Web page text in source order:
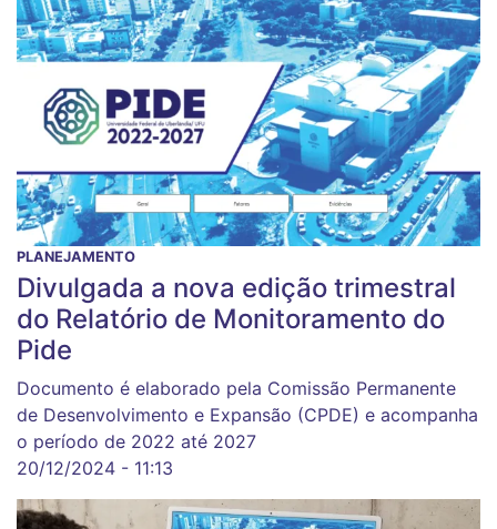
PLANEJAMENTO
Divulgada a nova edição trimestral
do Relatório de Monitoramento do
Pide
Documento é elaborado pela Comissão Permanente
de Desenvolvimento e Expansão (CPDE) e acompanha
o período de 2022 até 2027
20/12/2024 - 11:13